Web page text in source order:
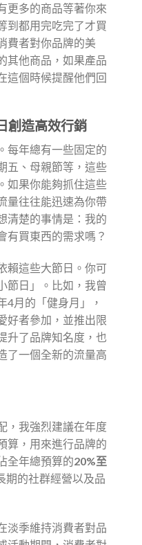
更多的商品等著你來
到都用完吃完了才買
費者對你品牌的美
其他商品，如果產品
這個時候提醒他們回
創造高效行銷
每年總有一些固定的
五、母親節等，這些
如果你能夠抓住這些
量往往能迅速為你帶
清楚的事情是：我的
有買東西的需求嗎？
賴這些大節日。你可
節日」。比如，我曾
4月的「健身月」，
好者參加，並推出限
升了品牌知名度，也
了一個全新的流量高
，我強烈建議在年度
算，用來進行品牌的
全年總預算的20%至
期的社群經營以及品
淡季維持消費者對品